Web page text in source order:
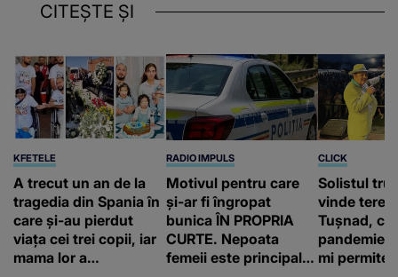
CITEȘTE ȘI
KFETELE
A trecut un an de la
tragedia din Spania în
care și-au pierdut
viața cei trei copii, iar
mama lor a…
RADIO IMPULS
Motivul pentru care
și-ar fi îngropat
bunica ÎN PROPRIA
CURTE. Nepoata
femeii este principalul
CLICK
Solistul
vinde
Tușnad,
pandemie:
mi permite